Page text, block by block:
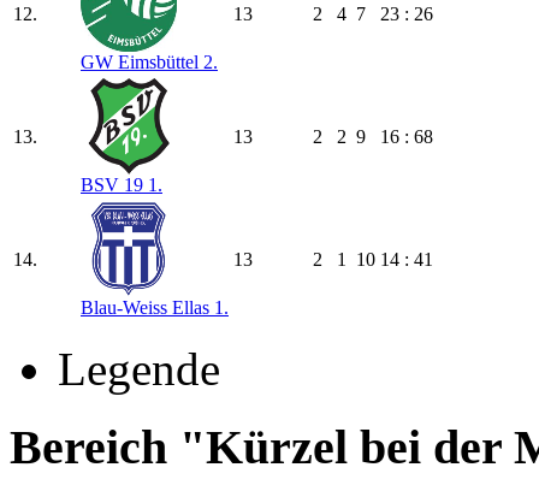
12.
GW Eimsbüttel 2.
13 2 4 7 23 : 26
13.
BSV 19 1.
13 2 2 9 16 : 68
14.
Blau-Weiss Ellas 1.
13 2 1 10 14 : 41
Legende
Bereich "Kürzel bei der